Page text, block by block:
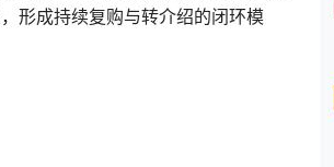
形成持续复购与转介绍的闭环模